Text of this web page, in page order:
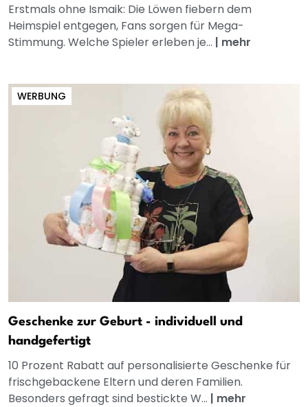
Erstmals ohne Ismaik: Die Löwen fiebern dem
Heimspiel entgegen, Fans sorgen für Mega-
Stimmung. Welche Spieler erleben je... | mehr
WERBUNG
Geschenke zur Geburt - individuell und
handgefertigt
10 Prozent Rabatt auf personalisierte Geschenke für
frischgebackene Eltern und deren Familien.
Besonders gefragt sind bestickte W... | mehr